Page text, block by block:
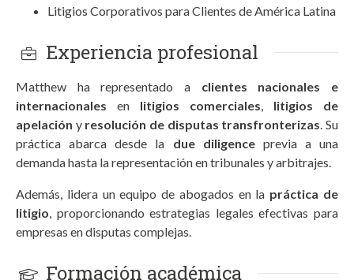
Litigios Corporativos para Clientes de América Latina
Experiencia profesional
Matthew ha representado a clientes nacionales e
internacionales en litigios comerciales, litigios de
apelación y resolución de disputas transfronterizas. Su
práctica abarca desde la due diligenceprevia a una
demanda hasta la representación en tribunales y arbitrajes.
Además, lidera un equipo de abogados en la práctica de
litigio, proporcionando estrategias legales efectivas para
empresas en disputas complejas.
Formación académica